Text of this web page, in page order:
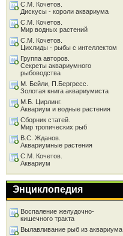
С.М. Кочетов.
Дискусы - короли аквариума
С.М. Кочетов.
Мир водных растений
С.М. Кочетов.
Цихлиды - рыбы с интеллектом
Группа авторов.
Секреты аквариумного
рыбоводства
М. Бейли, П.Бергресс.
Золотая книга аквариумиста
М.Б. Цирлинг.
Аквариум и водные растения
Сборник статей.
Мир тропических рыб
В.С. Жданов.
Аквариумные растения
С.М. Кочетов.
Аквариум
Энциклопедия
Воспаление желудочно-
кишечного тракта
Вылавливание рыб из аквариума